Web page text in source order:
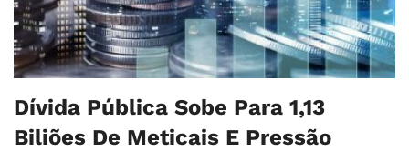
Dívida Pública Sobe Para 1,13
Biliões De Meticais E Pressão